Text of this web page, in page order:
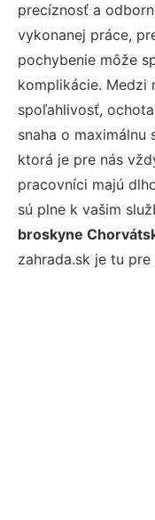
precíznosť a
vykonanej práce,
pochybenie môže
komplikácie. Medzi
spoľahlivosť,
snaha o maximálnu
ktorá je pre nás
pracovníci majú
sú plne k vašim
broskyne
zahrada.sk je tu pre